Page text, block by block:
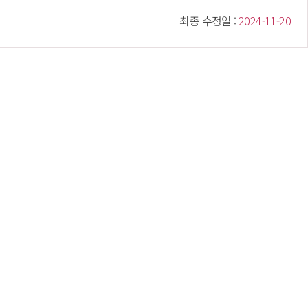
최종 수정일 : 2024-11-20